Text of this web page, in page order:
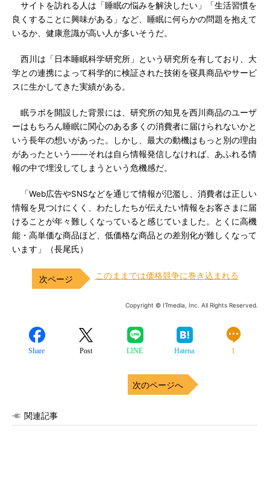
サイトを訪れる人は「睡眠の悩みを解決したい」「生活習慣を
良くすることに興味がある」など、睡眠に何らかの問題を抱えて
いるか、健康意識が高い人が多いそうだ。
西川は「日本睡眠科学研究所」という研究所を有しており、大
学との連携によって科学的に検証された技術を寝具商品やサービ
スに生かしてきた実績がある。
眠ラボを開設した背景には、研究所の知見を西川商品のユーザ
ーはもちろん睡眠に関心のある多くの消費者に届けられないかと
いう長年の想いがあった。しかし、最大の動機はもっと別の理由
があったという――それは自ら情報発信しなければ、あふれる情
報の中で埋没してしまうという危機感だ。
「Web広告やSNSなどを通じて情報が氾濫し、消費者は正しい
情報を見つけにくく、わたしたちが伝えたい情報をお客さまに届
けることが年々難しくなっていると感じていました。とくに高機
能・高単価な商品ほど、低価格な商品との差別化が難しくなって
います」（長尾氏）
このままでは価格競争に巻き込まれる
Copyright © ITmedia, Inc. All Rights Reserved.
Share Post LINE Hatena 1
次のページへ
関連記事